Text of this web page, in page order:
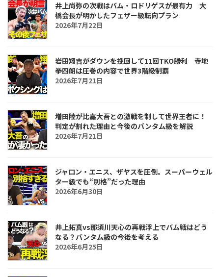
井上尚弥の次戦はバム・ロドリゲスが最有力 大
橋会長が明かしたフェザー級転向プラン
2026年7月22日
岩田翔吉がダウンを挽回して11回TKO勝利 寺地
拳四朗は圧巻の内容で世界3階級制覇
2026年7月21日
増田陸が比嘉大吾との激戦を制して世界王者に！
判定が割れた理由と今後のバンタム級を解説
2026年7月21日
ジャロン・エニス、ザヤスを圧倒。スーパーウェル
ター級でも“別格”だった理由
2026年6月30日
井上拓真vs那須川天心の再戦浮上でバム戦はどう
なる？バンタム級の今後を考える
2026年6月25日